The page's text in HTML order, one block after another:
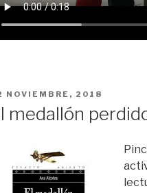
NOVIEMBRE, 2018
medallón